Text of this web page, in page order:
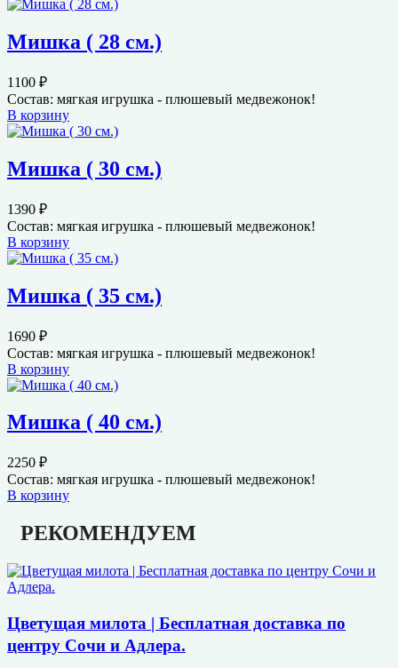
Мишка ( 28 см.)
1100 ₽
Состав: мягкая игрушка - плюшевый медвежонок!
В корзину
Мишка ( 30 см.)
1390 ₽
Состав: мягкая игрушка - плюшевый медвежонок!
В корзину
Мишка ( 35 см.)
1690 ₽
Состав: мягкая игрушка - плюшевый медвежонок!
В корзину
Мишка ( 40 см.)
2250 ₽
Состав: мягкая игрушка - плюшевый медвежонок!
В корзину
РЕКОМЕНДУЕМ
Цветущая милота | Бесплатная доставка по
центру Сочи и Адлера.